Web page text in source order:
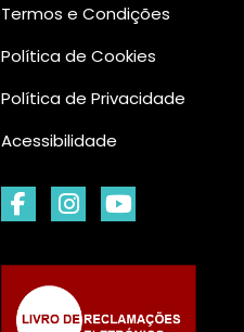
Termos e Condições
Política de Cookies
Política de Privacidade
Acessibilidade